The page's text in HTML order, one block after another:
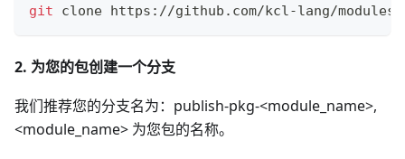
git clone https://github.com/kcl-lang/modules
2. 为您的包创建一个分支
我们推荐您的分支名为：publish-pkg-<module_name>,
<module_name> 为您包的名称。